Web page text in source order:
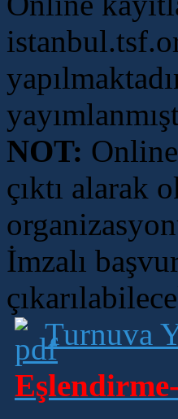
NOT:
çıktı alarak
İmzalı
Turnuva